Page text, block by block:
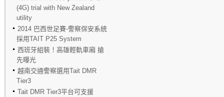
(4G) trial with New Zealand
utility
2014 巴西世足賽-警察保安系統
採用TAIT P25 System
西班牙組裝！高雄輕軌車廂 搶
先曝光
越南交通警察選用Tait DMR
Tier3
Tait DMR Tier3平台可支援